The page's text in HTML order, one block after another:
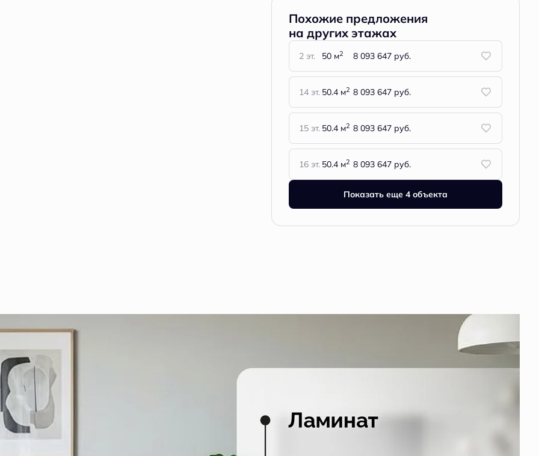
Похожие предложения
на других этажах
2 эт. 50 м2 8 093 647 руб.
14 эт. 50.4 м2 8 093 647 руб.
15 эт. 50.4 м2 8 093 647 руб.
16 эт. 50.4 м2 8 093 647 руб.
Показать еще 4 объектa